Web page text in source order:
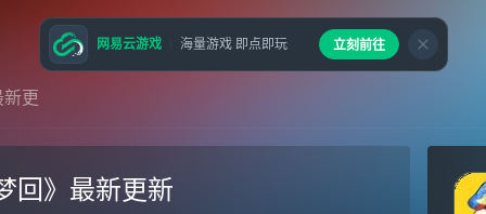
更
回》最新更新
网易云游戏 海量游戏 即点即玩 立刻前往